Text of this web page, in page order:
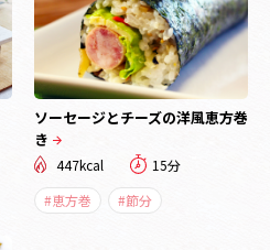
ソーセージとチーズの洋風恵方巻
き
447kcal
15分
#恵方巻
#節分